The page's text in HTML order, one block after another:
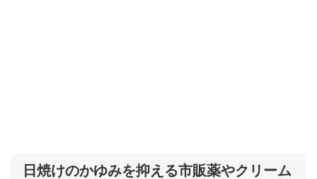
日焼けのかゆみを抑える市販薬やクリーム